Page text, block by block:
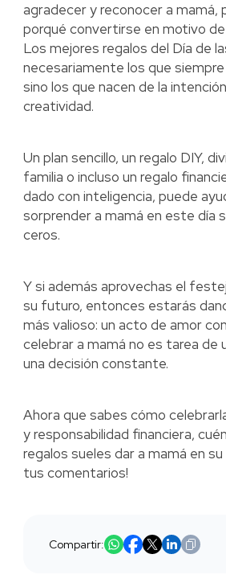
agradecer y reconocer a mamá,
porqué convertirse en motivo
Los mejores regalos del Día de
necesariamente los que
sino los que nacen de la
creatividad.
Un plan sencillo, un regalo DIY,
familia o incluso un regalo
dado con inteligencia, puede
sorprender a mamá en este día
ceros.
Y si además aprovechas el
su futuro, entonces estarás
más valioso: un acto de amor
celebrar a mamá no es tarea de
una decisión constante.
Ahora que sabes cómo
y responsabilidad financiera,
regalos sueles dar a mamá en su
tus comentarios!
Compartir: